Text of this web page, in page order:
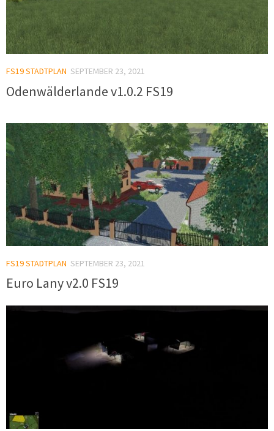
FS19 STADTPLAN SEPTEMBER 23, 2021
Odenwälderlande v1.0.2 FS19
FS19 STADTPLAN SEPTEMBER 23, 2021
Euro Lany v2.0 FS19